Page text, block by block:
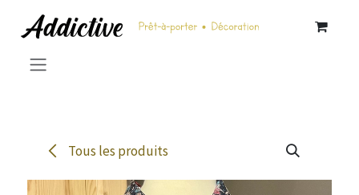
Tous les produits